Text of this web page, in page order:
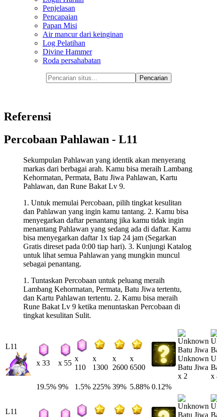
Penjelasan
Pencapaian
Papan Misi
Air mancur dari keinginan
Log Pelatihan
Divine Hammer
Roda persahabatan
Referensi
Percobaan Pahlawan - L11
Sekumpulan Pahlawan yang identik akan menyerang
markas dari berbagai arah. Kamu bisa meraih Lambang
Kehormatan, Permata, Batu Jiwa Pahlawan, Kartu
Pahlawan, dan Rune Bakat Lv 9.
1. Untuk memulai Percobaan, pilih tingkat kesulitan
dan Pahlawan yang ingin kamu tantang. 2. Kamu bisa
menyegarkan daftar penantang jika kamu tidak ingin
menantang Pahlawan yang sedang ada di daftar. Kamu
bisa menyegarkan daftar 1x tiap 24 jam (Segarkan
Gratis direset pada 0:00 tiap hari). 3. Kunjungi Katalog
untuk lihat semua Pahlawan yang mungkin muncul
sebagai penantang.
1. Tuntaskan Percobaan untuk peluang meraih
Lambang Kehormatan, Permata, Batu Jiwa tertentu,
dan Kartu Pahlawan tertentu. 2. Kamu bisa meraih
Rune Bakat Lv 9 ketika menuntaskan Percobaan di
tingkat kesulitan Sulit.
L11
x 33 x 55
x
110
x
1300
x
2600
x
6500
Unknown
Batu Jiwa
x 2
x
19.5% 9% 1.5% 225% 39% 5.88% 0.12%
L11